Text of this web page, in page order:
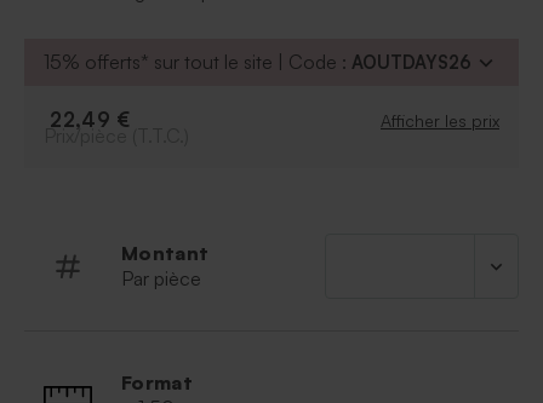
Nos dragées baptême lentilles couleur cuivre sont
l'un de nos contenants à dragées baptême
enrobage en sucre.
* Les dragées baptême lentilles cuivre sont
* Format : 1.5 x 1.5 x 0.6 cm
15% offerts* sur tout le site | Code : AOUTDAYS26
22,49 € Afficher les prix
Montant
Par pièce
Format